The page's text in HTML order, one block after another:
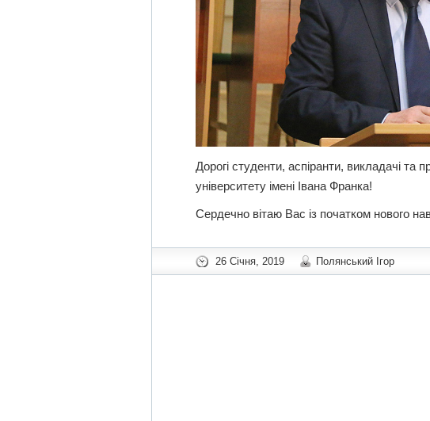
Дорогі студенти, аспіранти, викладачі та
університету імені Івана Франка!
Сердечно вітаю Вас із початком нового
26 Січня, 2019 Полянський Ігор